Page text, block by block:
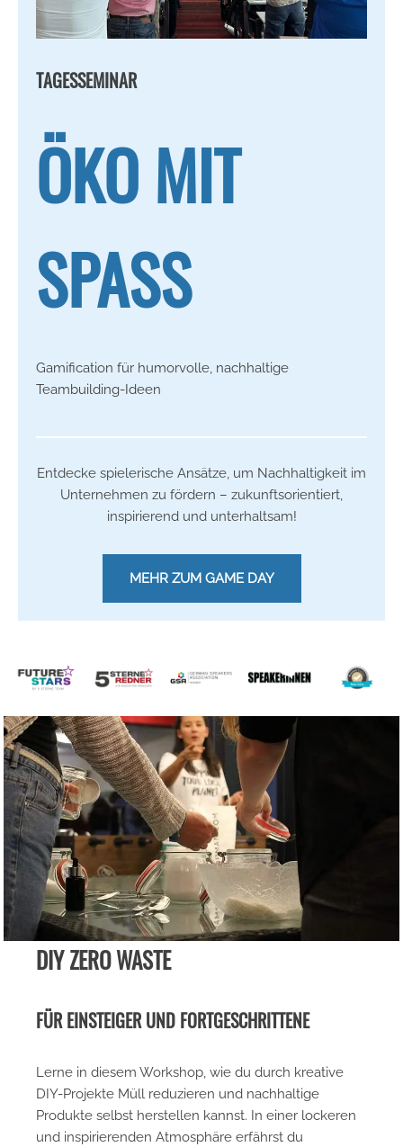
TAGESSEMINAR
ÖKO MIT
SPASS
Gamification für humorvolle, nachhaltige
Teambuilding-Ideen
Entdecke spielerische Ansätze, um Nachhaltigkeit im
Unternehmen zu fördern – zukunftsorientiert,
inspirierend und unterhaltsam!
MEHR ZUM GAME DAY
DIY ZERO WASTE
FÜR EINSTEIGER UND FORTGESCHRITTENE
Lerne in diesem Workshop, wie du durch kreative
DIY-Projekte Müll reduzieren und nachhaltige
Produkte selbst herstellen kannst. In einer lockeren
und inspirierenden Atmosphäre erfährst du